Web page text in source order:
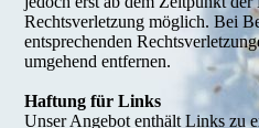
Rechtsverletzung möglich. Bei
entsprechenden
umgehend entfernen.
Haftung für Links
Unser Angebot enthält Links zu